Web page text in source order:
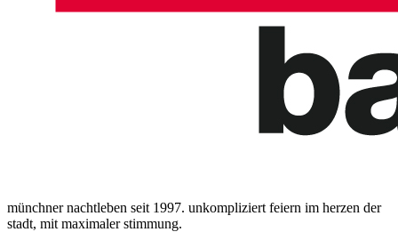
münchner nachtleben seit 1997. unkompliziert feiern im herzen der
stadt, mit maximaler stimmung.